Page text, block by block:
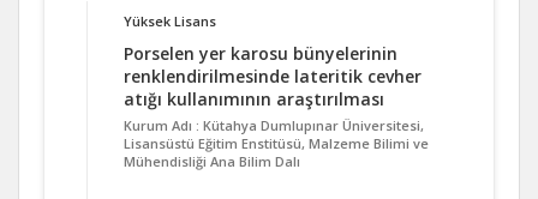
Yüksek Lisans
Porselen yer karosu bünyelerinin
renklendirilmesinde lateritik cevher
atığı kullanımının araştırılması
Kurum Adı : Kütahya Dumlupınar Üniversitesi,
Lisansüstü Eğitim Enstitüsü, Malzeme Bilimi ve
Mühendisliği Ana Bilim Dalı